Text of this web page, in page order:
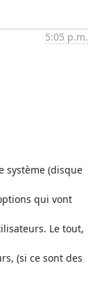
5:05 p.m.
système (disque
qui vont
Le tout,
(si ce sont des